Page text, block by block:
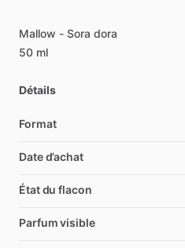
Mallow - Sora dora
50 ml
Détails
Format
Date d’achat
État du flacon
Parfum visible